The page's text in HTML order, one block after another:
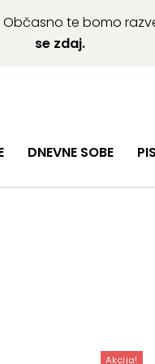
te bomo
se zdaj.
DNEVNE SOBE
Akcija!